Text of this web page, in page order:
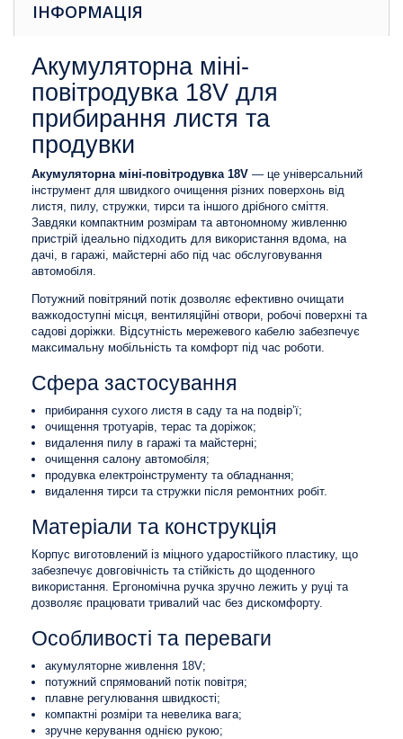
ІНФОРМАЦІЯ
Акумуляторна міні-
повітродувка 18V для
прибирання листя та
продувки
Акумуляторна міні-повітродувка 18V — це універсальний
інструмент для швидкого очищення різних поверхонь від
листя, пилу, стружки, тирси та іншого дрібного сміття.
Завдяки компактним розмірам та автономному живленню
пристрій ідеально підходить для використання вдома, на
дачі, в гаражі, майстерні або під час обслуговування
автомобіля.
Потужний повітряний потік дозволяє ефективно очищати
важкодоступні місця, вентиляційні отвори, робочі поверхні та
садові доріжки. Відсутність мережевого кабелю забезпечує
максимальну мобільність та комфорт під час роботи.
Сфера застосування
прибирання сухого листя в саду та на подвір’ї;
очищення тротуарів, терас та доріжок;
видалення пилу в гаражі та майстерні;
очищення салону автомобіля;
продувка електроінструменту та обладнання;
видалення тирси та стружки після ремонтних робіт.
Матеріали та конструкція
Корпус виготовлений із міцного ударостійкого пластику, що
забезпечує довговічність та стійкість до щоденного
використання. Ергономічна ручка зручно лежить у руці та
дозволяє працювати тривалий час без дискомфорту.
Особливості та переваги
акумуляторне живлення 18V;
потужний спрямований потік повітря;
плавне регулювання швидкості;
компактні розміри та невелика вага;
зручне керування однією рукою;